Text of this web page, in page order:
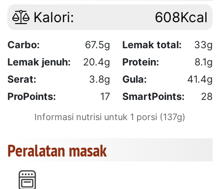
Kalori: 608Kcal
Carbo: 67.5g Lemak total:
33g
Lemak jenuh:
20.4g Protein:
8.1g
Serat:
3.8g Gula:
41.4g
ProPoints:
17 SmartPoints: 28
Informasi nutrisi untuk 1 porsi (137g)
Peralatan masak